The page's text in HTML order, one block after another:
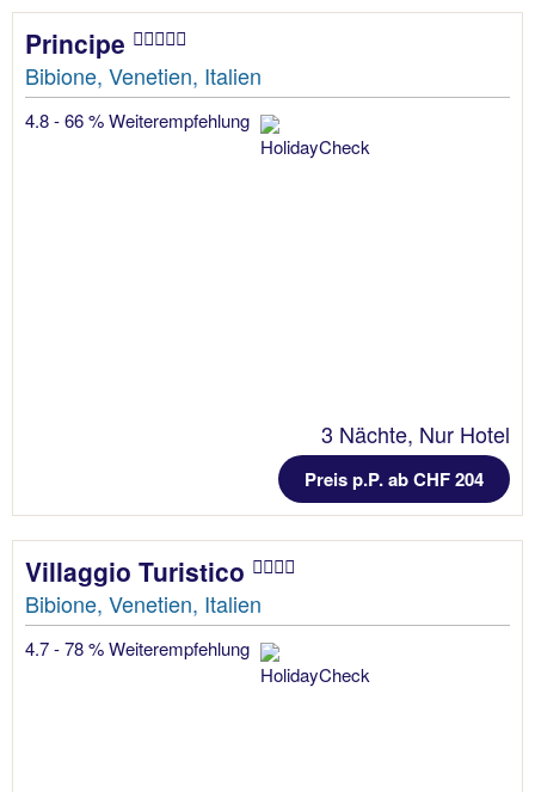
Principe
Bibione, Venetien, Italien
4.8 - 66 % Weiterempfehlung
3 Nächte, Nur Hotel
Preis p.P. ab CHF 204
Villaggio Turistico
Bibione, Venetien, Italien
4.7 - 78 % Weiterempfehlung